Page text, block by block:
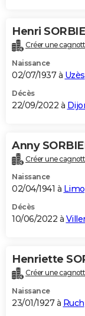
Henri
Créer une
Naissance
02/07/1937 à Uzès
Décès
22/09/2022 à
Anny
Créer une
Naissance
02/04/1941 à
Décès
10/06/2022 à
Henriette
Créer une
Naissance
23/01/1927 à Ruch